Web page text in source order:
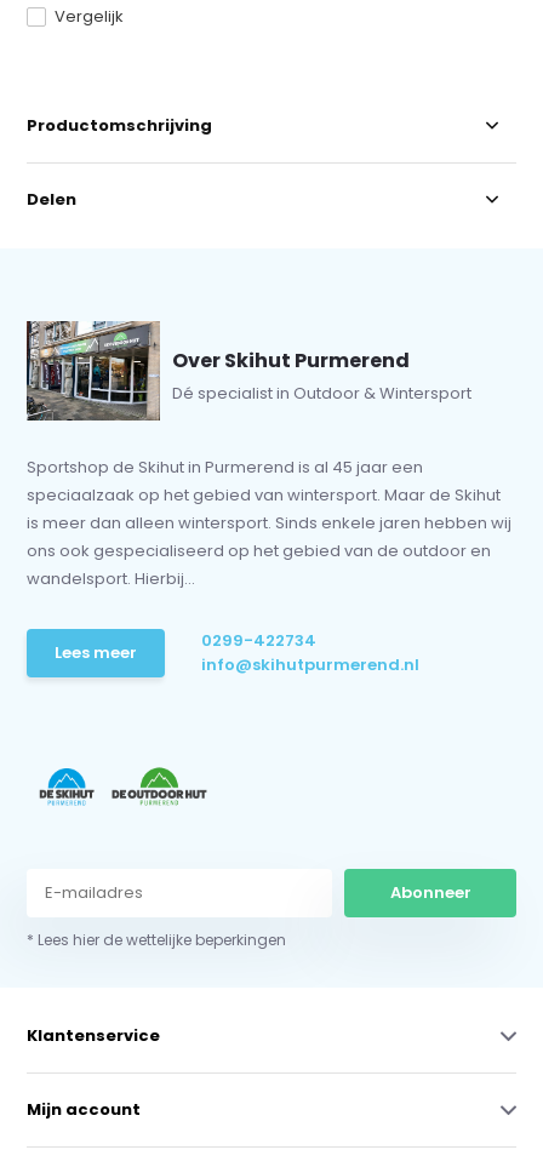
Vergelijk
Productomschrijving
Delen
Over Skihut Purmerend
Dé specialist in Outdoor & Wintersport
Sportshop de Skihut in Purmerend is al 45 jaar een
speciaalzaak op het gebied van wintersport. Maar de Skihut
is meer dan alleen wintersport. Sinds enkele jaren hebben wij
ons ook gespecialiseerd op het gebied van de outdoor en
wandelsport. Hierbij...
Lees meer
0299-422734
info@skihutpurmerend.nl
Abonneer
* Lees hier de wettelijke beperkingen
Klantenservice
Mijn account